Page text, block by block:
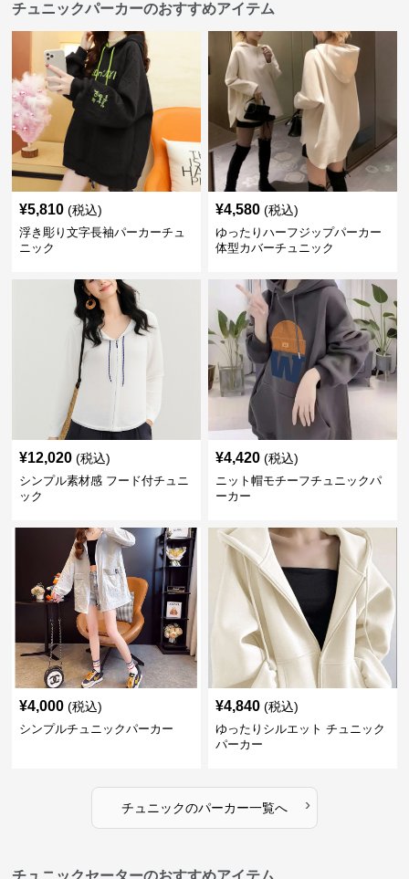
チュニックパーカーのおすすめアイテム
¥5,810 (税込)
浮き彫り文字長袖パーカーチュ
ニック
¥4,580 (税込)
ゆったりハーフジップパーカー
体型カバーチュニック
¥12,020 (税込)
シンプル素材感 フード付チュニ
ック
¥4,420 (税込)
ニット帽モチーフチュニックパ
ーカー
¥4,000 (税込)
シンプルチュニックパーカー
¥4,840 (税込)
ゆったりシルエット チュニック
パーカー
チュニックのパーカー一覧へ ›
チュニックセーターのおすすめアイテム